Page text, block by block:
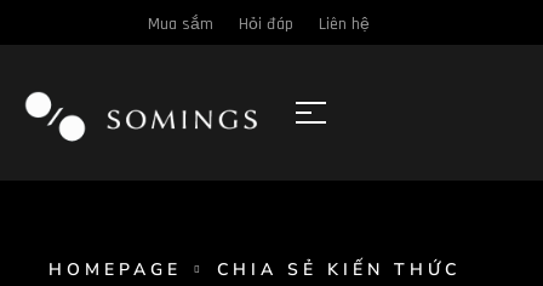
Mua sắm Hỏi đáp Liên hệ
HOMEPAGE
CHIA SẺ KIẾN THỨC